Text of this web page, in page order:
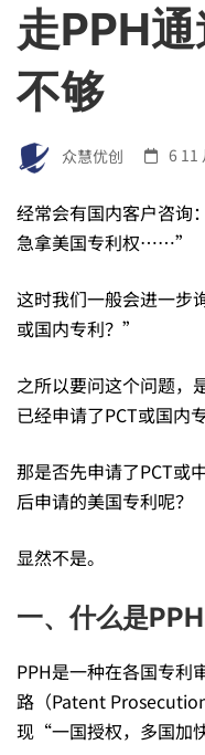
的
中
国
专
利
或
PCT，
如
何
助
走PPH
不够
众慧优创 6 11
经常会有国内客户咨询
急拿美国专利权……”
这时我们一般会进一步
或国内专利？”
之所以要问这个问题，
已经申请了PCT或国内
那是否先申请了PCT或
后申请的美国专利呢？
显然不是。
一、什么是
PPH是一种在各国专利
路（Patent
现“一国授权，多国加